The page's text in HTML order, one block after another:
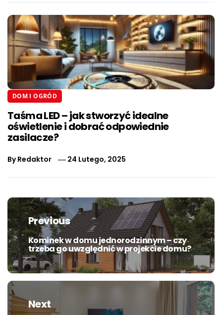
DOM I OGRÓD
Taśma LED – jak stworzyć idealne
oświetlenie i dobrać odpowiednie
zasilacze?
ByRedaktor 24 Lutego, 2025
Nawigacja
wpisu
Previous
Previous
post:
Kominek w domu jednorodzinnym – czy
trzeba go uwzględnić w projekcie domu?
Next